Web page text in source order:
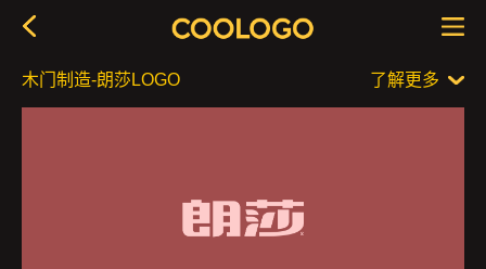
木门制造-朗莎LOGO 了解更多